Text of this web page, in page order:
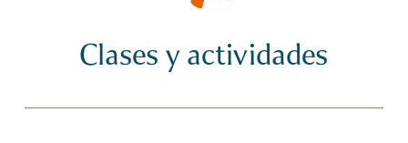
Clases y actividades